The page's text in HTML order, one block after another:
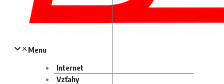
Menu
Internet
Vzťahy